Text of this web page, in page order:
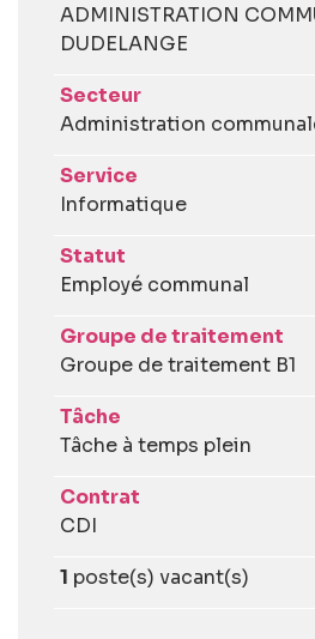
ADMINISTRATION
DUDELANGE
Secteur
Administration
Service
Informatique
Statut
Employé communal
Groupe de traitement
Groupe de traitement B1
Tâche
Tâche à temps plein
Contrat
CDI
1 poste(s) vacant(s)